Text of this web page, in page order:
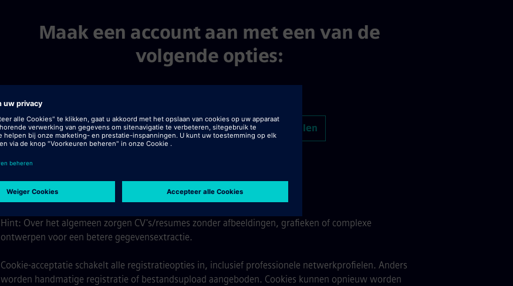
Maak een account aan met een van de
volgende opties:
Bestand uploaden
CV-bestand uploaden
Zelf in te vullen
CV later uploaden
Hint: Over het algemeen zorgen CV's/resumes zonder afbeeldingen, grafieken of complexe
ontwerpen voor een betere gegevensextractie.
Cookie-acceptatie schakelt alle registratieopties in, inclusief professionele netwerkprofielen. Anders
worden handmatige registratie of bestandsupload aangeboden. Cookies kunnen opnieuw worden